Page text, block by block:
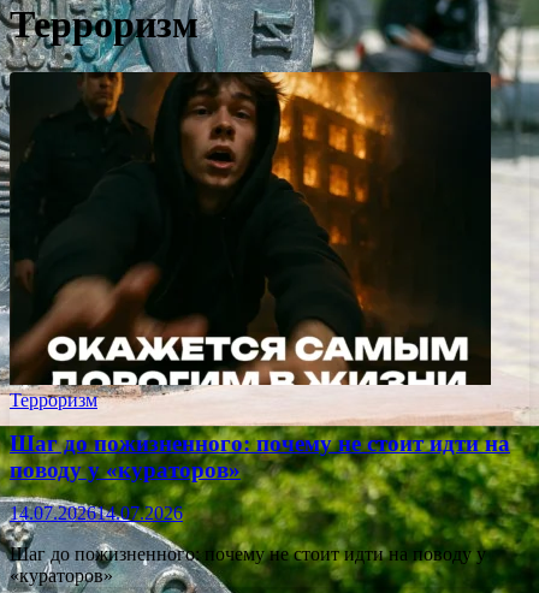
Терроризм
Терроризм
Шаг до пожизненного: почему не стоит идти на
поводу у «кураторов»
14.07.202614.07.2026
Шаг до пожизненного: почему не стоит идти на поводу у
«кураторов»